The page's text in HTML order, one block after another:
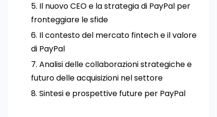
Il nuovo CEO e la strategia di PayPal per
fronteggiare le sfide
Il contesto del mercato fintech e il valore
di PayPal
Analisi delle collaborazioni strategiche e
futuro delle acquisizioni nel settore
Sintesi e prospettive future per PayPal